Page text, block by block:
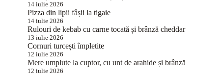
14 iulie 2026
Pizza din lipii fâșii la tigaie
14 iulie 2026
Rulouri de kebab cu carne tocată și brânză cheddar
13 iulie 2026
Cornuri turcești împletite
12 iulie 2026
Mere umplute la cuptor, cu unt de arahide și brânză
12 iulie 2026